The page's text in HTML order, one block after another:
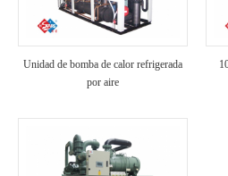
Unidad de bomba de calor refrigerada
por aire